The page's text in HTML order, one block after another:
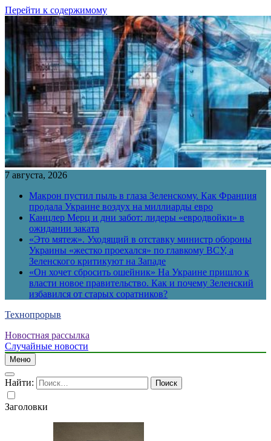
Перейти к содержимому
7 августа, 2026
Макрон пустил пыль в глаза Зеленскому. Как Франция
продала Украине воздух на миллиарды евро
Канцлер Мерц и дни забот: лидеры «евродвойки» в
ожидании заката
«Это мятеж». Уходящий в отставку министр обороны
Украины «жестко проехался» по главкому ВСУ, а
Зеленского критикуют на Западе
«Он хочет сбросить ошейник» На Украине пришло к
власти новое правительство. Как и почему Зеленский
избавился от старых соратников?
Технопрорыв
Новостная рассылка
Случайные новости
Меню
Найти:
Заголовки